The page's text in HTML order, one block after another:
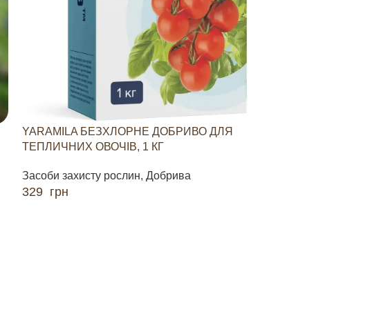
YARAMILA БЕЗХЛОРНЕ ДОБРИВО ДЛЯ
ТЕПЛИЧНИХ ОВОЧІВ, 1 КГ
Засоби захисту рослин, Добрива
329 грн